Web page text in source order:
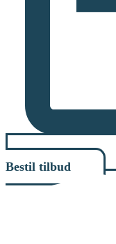
Bestil tilbud